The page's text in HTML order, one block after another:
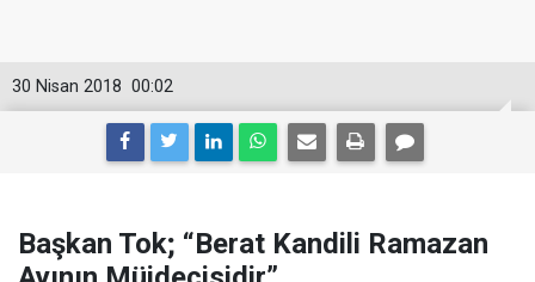
00:02
30 Nisan 2018
Başkan Tok; “Berat Kandili Ramazan